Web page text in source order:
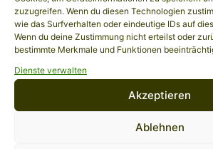
zuzugreifen. Wenn du diesen Technologien
wie das Surfverhalten oder eindeutige IDs auf
Wenn du deine Zustimmung nicht erteilst oder
bestimmte Merkmale und Funktionen
Dienste verwalten
Akzeptieren
Ablehnen
Die Verbesserung
Wegeflächen, die für einen
Betriebsablauf sorgen.
Die Anlage eines
Nachhaltigkeit und
Düngemittelverwaltung zu